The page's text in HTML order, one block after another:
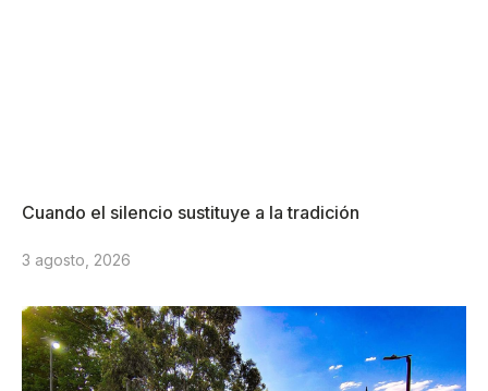
Cuando el silencio sustituye a la tradición
3 agosto, 2026